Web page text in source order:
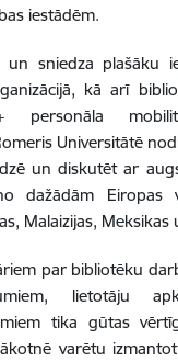
iestādēm.
sniedza plašāku
kā arī
personāla
Universitātē
un diskutēt ar
dažādām Eiropas
Malaizijas, Meksikas
par bibliotēku
lietotāju
tika gūtas
varētu